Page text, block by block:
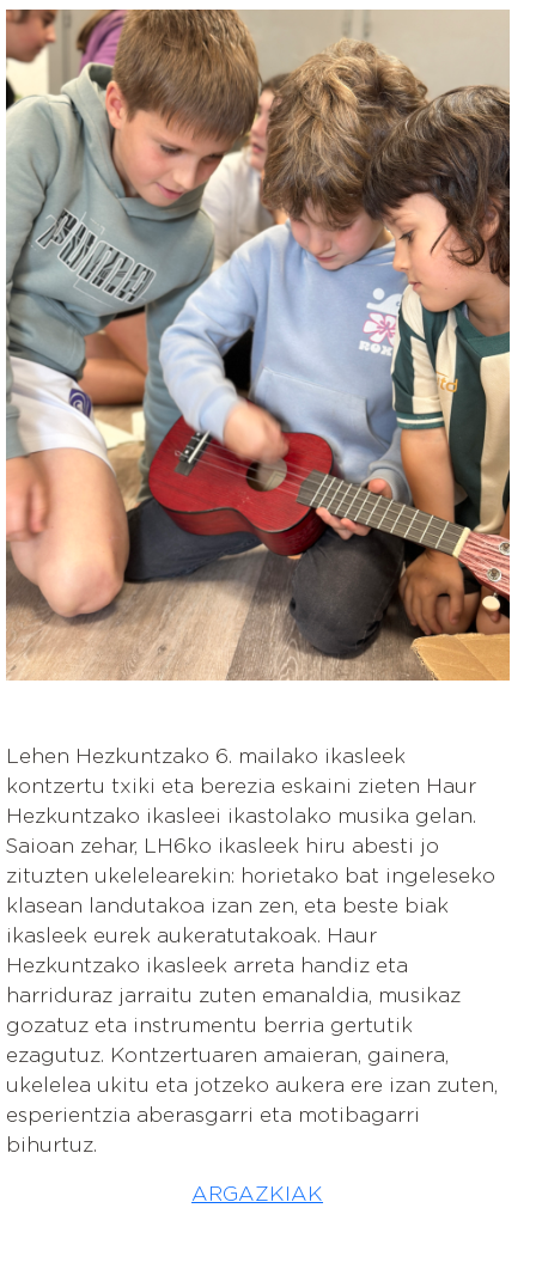
Irudia
Lehen Hezkuntzako 6. mailako ikasleek
kontzertu txiki eta berezia eskaini zieten Haur
Hezkuntzako ikasleei ikastolako musika gelan.
Saioan zehar, LH6ko ikasleek hiru abesti jo
zituzten ukelelearekin: horietako bat ingeleseko
klasean landutakoa izan zen, eta beste biak
ikasleek eurek aukeratutakoak. Haur
Hezkuntzako ikasleek arreta handiz eta
harriduraz jarraitu zuten emanaldia, musikaz
gozatuz eta instrumentu berria gertutik
ezagutuz. Kontzertuaren amaieran, gainera,
ukelelea ukitu eta jotzeko aukera ere izan zuten,
esperientzia aberasgarri eta motibagarri
bihurtuz.
ARGAZKIAK